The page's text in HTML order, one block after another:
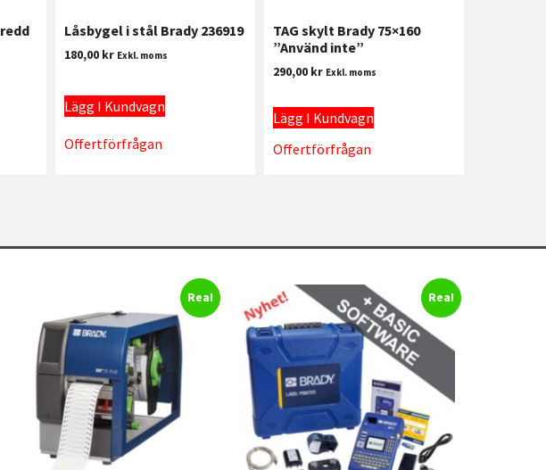
Låsbygel i stål Brady 236919
180,00 kr Exkl. moms
Lägg I Kundvagn
Offertförfrågan
TAG skylt Brady 75×160
”Använd inte”
290,00 kr Exkl. moms
Lägg I Kundvagn
Offertförfrågan
Rea! Rea!